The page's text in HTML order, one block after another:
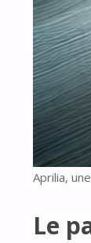
Aprilia,
Le